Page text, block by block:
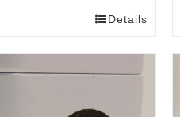
Details